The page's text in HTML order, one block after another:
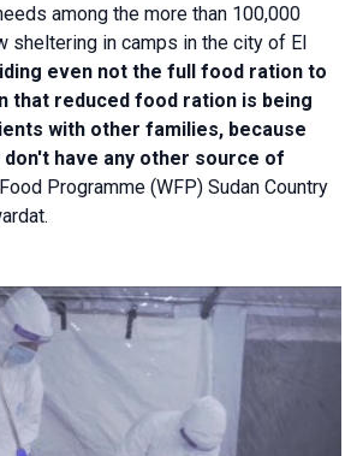
among the more than 100,000
sheltering in camps in the city of El
even not the full food ration to
that reduced food ration is being
with other families, because
have any other source of
Programme (WFP) Sudan Country